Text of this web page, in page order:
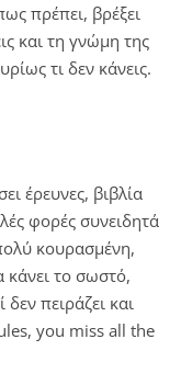
πρέπει, βρέξει
και τη γνώμη της
τι δεν κάνεις.
έρευνες, βιβλία
φορές συνειδητά
κουρασμένη,
κάνει το σωστό,
πειράζει και
you miss all the